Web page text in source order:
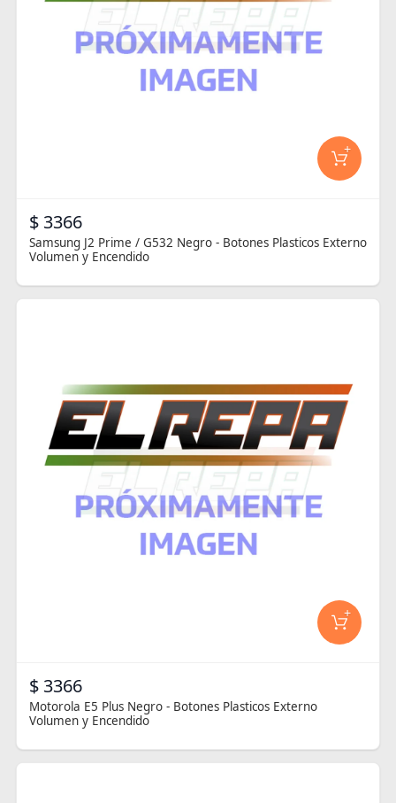
+
$ 3366
Samsung J2 Prime / G532 Negro - Botones Plasticos Externo
Volumen y Encendido
+
$ 3366
Motorola E5 Plus Negro - Botones Plasticos Externo
Volumen y Encendido